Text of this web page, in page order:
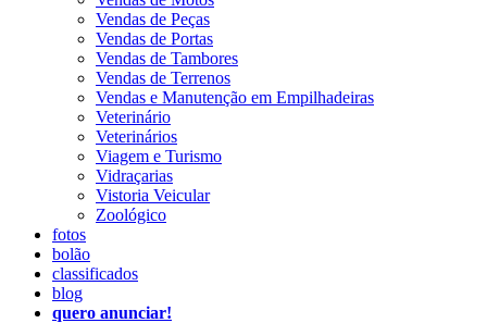
Vendas de Peças
Vendas de Portas
Vendas de Tambores
Vendas de Terrenos
Vendas e Manutenção em Empilhadeiras
Veterinário
Veterinários
Viagem e Turismo
Vidraçarias
Vistoria Veicular
Zoológico
fotos
bolão
classificados
blog
quero anunciar!